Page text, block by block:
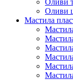
Оливи
Оливи
Мастила